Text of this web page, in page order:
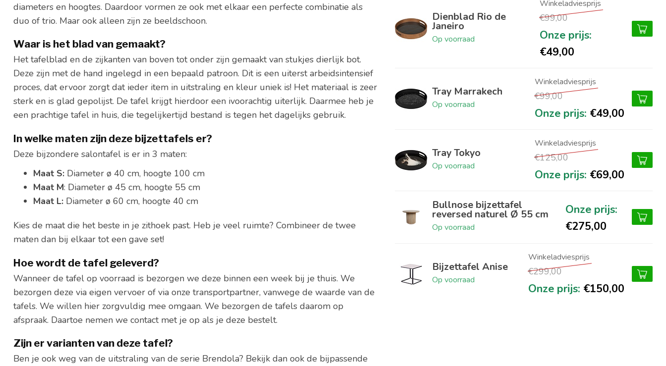
diameters en hoogtes. Daardoor vormen ze ook met elkaar een perfecte combinatie als
duo of trio. Maar ook alleen zijn ze beeldschoon.
Waar is het blad van gemaakt?
Het tafelblad en de zijkanten van boven tot onder zijn gemaakt van stukjes dierlijk bot.
Deze zijn met de hand ingelegd in een bepaald patroon. Dit is een uiterst arbeidsintensief
proces, dat ervoor zorgt dat ieder item in uitstraling en kleur uniek is! Het materiaal is zeer
sterk en is glad gepolijst. De tafel krijgt hierdoor een ivoorachtig uiterlijk. Daarmee heb je
een prachtige tafel in huis, die tegelijkertijd bestand is tegen het dagelijks gebruik.
In welke maten zijn deze bijzettafels er?
Deze bijzondere salontafel is er in 3 maten:
Maat S: Diameter ø 40 cm, hoogte 100 cm
Maat M: Diameter ø 45 cm, hoogte 55 cm
Maat L: Diameter ø 60 cm, hoogte 40 cm
Kies de maat die het beste in je zithoek past. Heb je veel ruimte? Combineer de twee
maten dan bij elkaar tot een gave set!
Hoe wordt de tafel geleverd?
Wanneer de tafel op voorraad is bezorgen we deze binnen een week bij je thuis. We
bezorgen deze via eigen vervoer of via onze transportpartner, vanwege de waarde van de
tafels. We willen hier zorgvuldig mee omgaan. We bezorgen de tafels daarom op
afspraak. Daartoe nemen we contact met je op als je deze bestelt.
Zijn er varianten van deze tafel?
Ben je ook weg van de uitstraling van de serie Brendola? Bekijk dan ook de bijpassende
Dienblad Rio de
Janeiro
Op voorraad
€99,00
€49,00
Tray Marrakech
Op voorraad
€99,00
€49,00
Tray Tokyo
Op voorraad
€125,00
€69,00
Bullnose bijzettafel
reversed naturel Ø 55 cm
Op voorraad €275,00
Bijzettafel Anise
Op voorraad
€299,00
€150,00